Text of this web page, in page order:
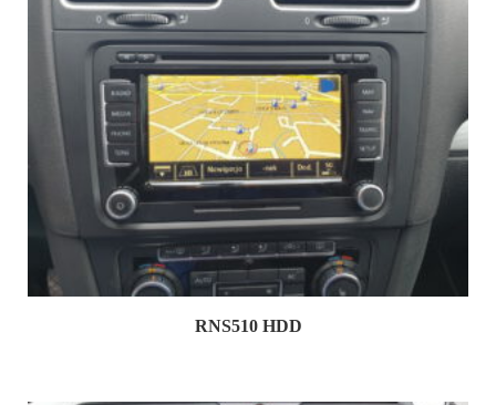
RNS510 HDD